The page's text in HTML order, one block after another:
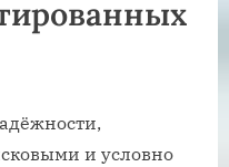
и условно